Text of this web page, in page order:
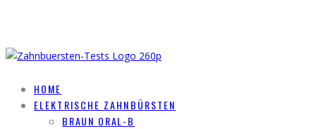
HOME
ELEKTRISCHE ZAHNBÜRSTEN
BRAUN ORAL-B